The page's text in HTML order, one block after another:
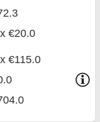
€20.0
€115.0